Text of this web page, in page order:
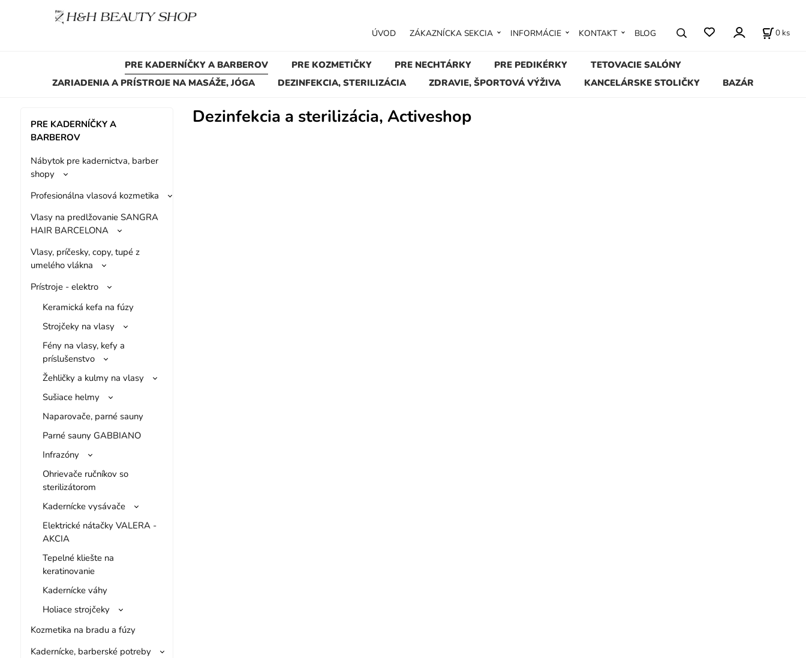
PRE KADERNÍČKY A BARBEROV PRE KOZMETIČKY PRE NECHTÁRKY PRE PEDIKÉRKY
TETOVACIE SALÓNY
ZARIADENIA A PRÍSTROJE NA MASÁŽE, JÓGA
DEZINFEKCIA, STERILIZÁCIA ZDRAVIE, ŠPORTOVÁ VÝŽIVA KANCELÁRSKE STOLIČKY BAZÁR
ÚVOD ZÁKAZNÍCKA SEKCIA INFORMÁCIE KONTAKT BLOG 0 ks
PRE KADERNÍČKY A
BARBEROV
Nábytok pre kadernictva, barber
shopy
Profesionálna vlasová kozmetika
Vlasy na predlžovanie SANGRA
HAIR BARCELONA
Vlasy, príčesky, copy, tupé z
umelého vlákna
Prístroje - elektro
Keramická kefa na fúzy
Strojčeky na vlasy
Fény na vlasy, kefy a
príslušenstvo
Žehličky a kulmy na vlasy
Sušiace helmy
Naparovače, parné sauny
Parné sauny GABBIANO
Infrazóny
Ohrievače ručníkov so
sterilizátorom
Kadernícke vysávače
Elektrické nátačky VALERA -
AKCIA
Tepelné kliešte na
keratinovanie
Kadernícke váhy
Holiace strojčeky
Kozmetika na bradu a fúzy
Kadernícke, barberské potreby
Dezinfekcia a sterilizácia, Activeshop